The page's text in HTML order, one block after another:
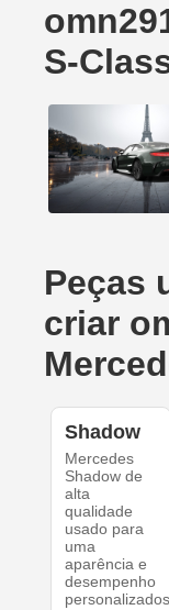
S-
Peças
criar
Shadow
Mercedes
Shadow de
alta
qualidade
usado para
uma
aparência e
desempenho